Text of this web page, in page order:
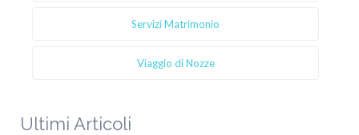
Servizi Matrimonio
Viaggio di Nozze
Ultimi Articoli